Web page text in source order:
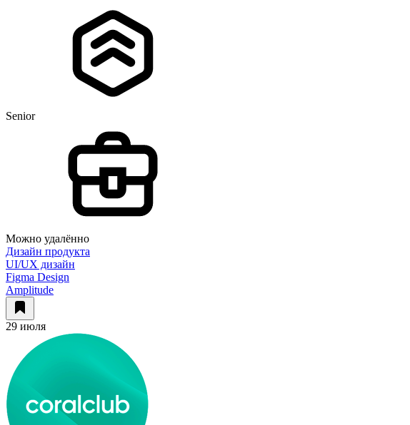
Senior
Можно удалённо
Дизайн продукта
UI/UX дизайн
Figma Design
Amplitude
29 июля